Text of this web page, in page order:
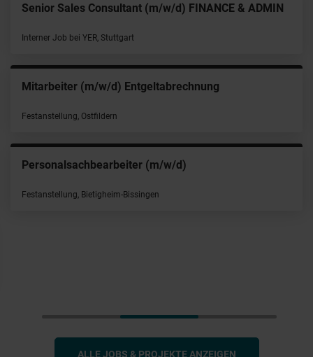
Senior Sales Consultant (m/w/d) FINANCE & ADMIN
Interner Job bei YER, Stuttgart
Mitarbeiter (m/w/d) Entgeltabrechnung
Festanstellung, Ostfildern
Personalsachbearbeiter (m/w/d)
Festanstellung, Bietigheim-Bissingen
ALLE JOBS & PROJEKTE ANZEIGEN